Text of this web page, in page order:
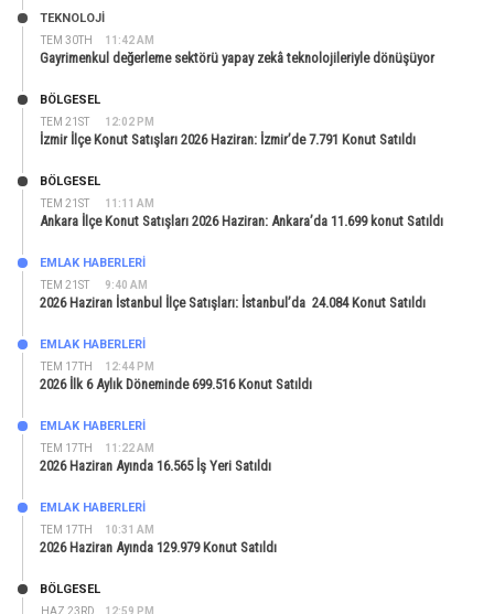
TEM 30TH 11:42 AM
TEKNOLOJİ
Gayrimenkul değerleme sektörü yapay zekâ teknolojileriyle dönüşüyor
TEM 21ST 12:02 PM
BÖLGESEL
İzmir İlçe Konut Satışları 2026 Haziran: İzmir’de 7.791 Konut Satıldı
TEM 21ST 11:11 AM
BÖLGESEL
Ankara İlçe Konut Satışları 2026 Haziran: Ankara’da 11.699 konut Satıldı
TEM 21ST 9:40 AM
EMLAK HABERLERI
2026 Haziran İstanbul İlçe Satışları: İstanbul’da 24.084 Konut Satıldı
TEM 17TH 12:44 PM
EMLAK HABERLERI
2026 İlk 6 Aylık Döneminde 699.516 Konut Satıldı
TEM 17TH 11:22 AM
EMLAK HABERLERI
2026 Haziran Ayında 16.565 İş Yeri Satıldı
TEM 17TH 10:31 AM
EMLAK HABERLERI
2026 Haziran Ayında 129.979 Konut Satıldı
BÖLGESEL